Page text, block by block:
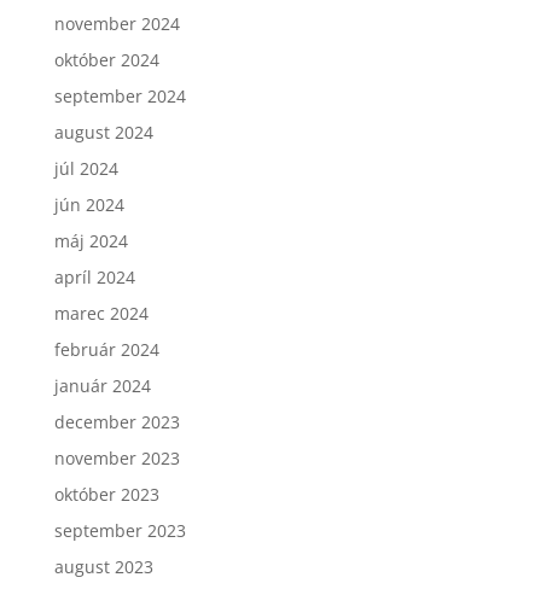
november 2024
október 2024
september 2024
august 2024
júl 2024
jún 2024
máj 2024
apríl 2024
marec 2024
február 2024
január 2024
december 2023
november 2023
október 2023
september 2023
august 2023